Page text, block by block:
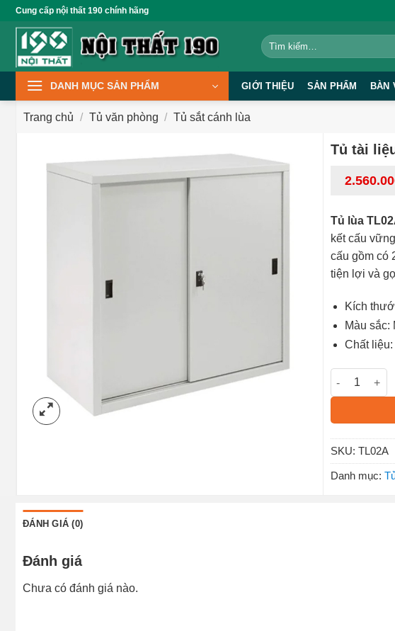
qua
dung
Cung cấp nội thất 190 chính hãng
Tìm
kiếm:
DANH MỤC SẢN PHẨM GIỚI THIỆU SẢN PHẨM BÀN
Trang chủ / Tủ văn phòng / Tủ sắt cánh lùa
Tủ tài
Tủ lùa
kết cấu
cấu gồm có
tiện lợi và
Kích
Màu sắc:
Chất
Tủ tài liệu
SKU: TL02A
Danh mục:
ĐÁNH GIÁ (0)
Đánh giá
Chưa có đánh giá nào.